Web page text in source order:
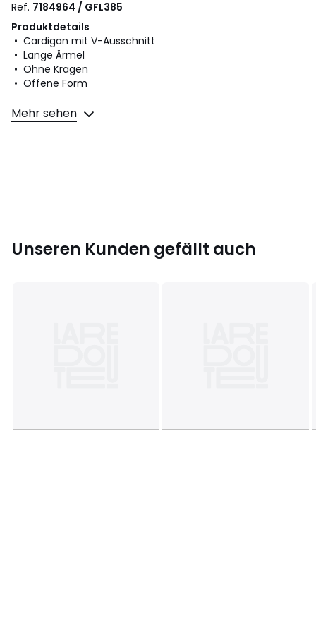
Ref. 7184964 / GFL385
Produktdetails
• Cardigan mit V-Ausschnitt
• Lange Ärmel
• Ohne Kragen
• Offene Form
Material und Pflege
• 50% Viskose, 27% Polyamid, 23% Polyester
Mehr sehen
Unseren Kunden gefällt auch